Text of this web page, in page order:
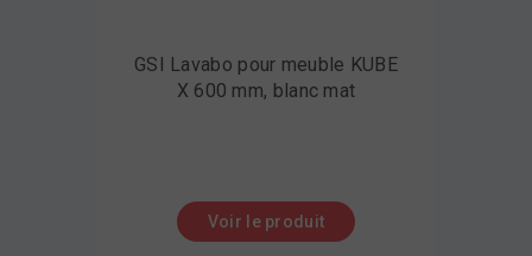
GSI Lavabo pour meuble KUBE
X 600 mm, blanc mat
Voir le produit